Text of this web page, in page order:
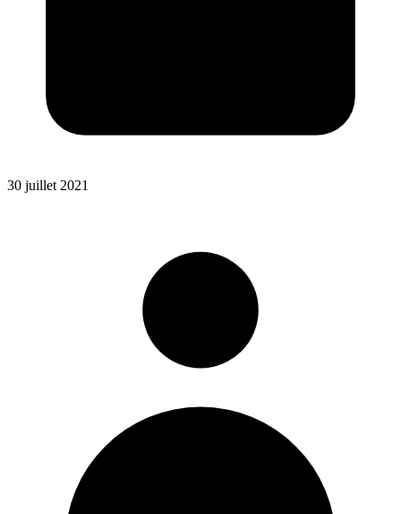
30 juillet 2021